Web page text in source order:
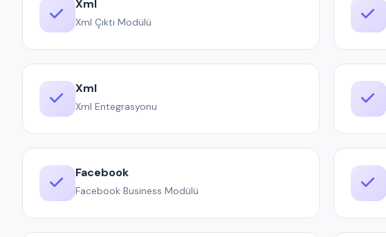
Xml
Xml Çıktı Modülü
Xml
Xml Entegrasyonu
Facebook
Facebook Business Modülü